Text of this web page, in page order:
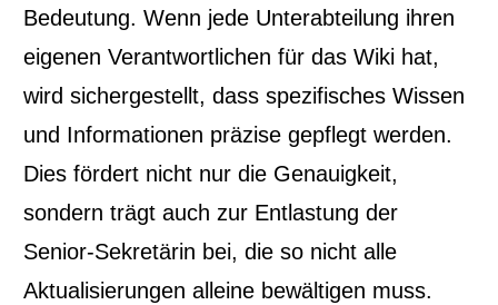
Bedeutung. Wenn jede Unterabteilung ihren
eigenen Verantwortlichen für das Wiki hat,
wird sichergestellt, dass spezifisches Wissen
und Informationen präzise gepflegt werden.
Dies fördert nicht nur die Genauigkeit,
sondern trägt auch zur Entlastung der
Senior-Sekretärin bei, die so nicht alle
Aktualisierungen alleine bewältigen muss.